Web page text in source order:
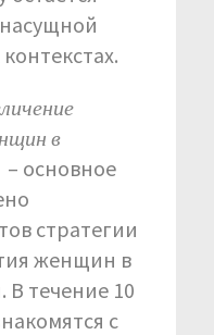
.
в
– основное
стратегии
женщин в
В течение 10
с